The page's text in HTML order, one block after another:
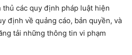
thủ các quy định pháp luật hiện
định về quảng cáo, bản quyền, và
tải những thông tin vi phạm